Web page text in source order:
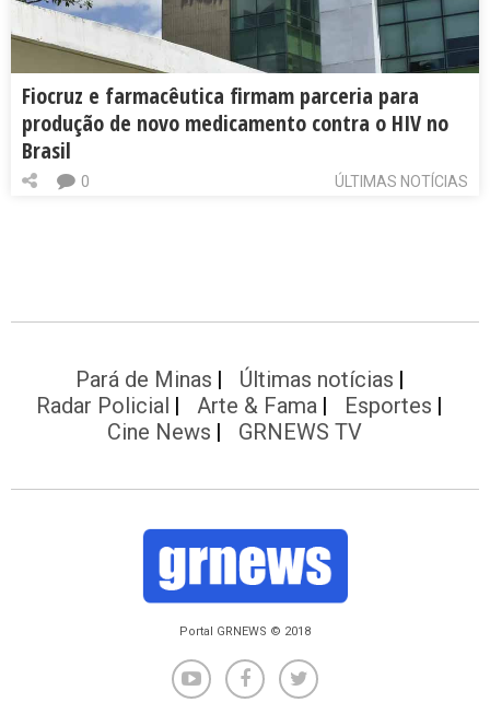
Fiocruz e farmacêutica firmam parceria para
produção de novo medicamento contra o HIV no
Brasil
ÚLTIMAS NOTÍCIAS
0
Pará de Minas
Últimas notícias
Radar Policial
Arte & Fama
Esportes
Cine News
GRNEWS TV
Portal GRNEWS © 2018